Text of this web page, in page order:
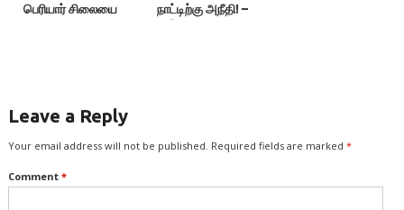
பெரியார் சிலையை
நாட்டிற்கு அநீதி! –
Leave a Reply
Your email address will not be published. Required fields are marked *
Comment *